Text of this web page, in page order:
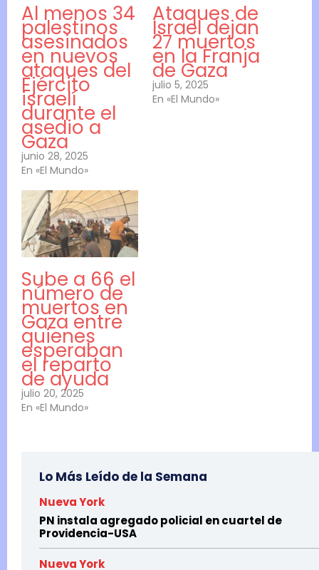
Al menos 34
palestinos
asesinados
en nuevos
ataques del
Ejército
israelí
durante el
asedio a
Gaza
junio 28, 2025
En «El Mundo»
Ataques de
Israel dejan
27 muertos
en la Franja
de Gaza
julio 5, 2025
En «El Mundo»
Sube a 66 el
número de
muertos en
Gaza entre
quienes
esperaban
el reparto
de ayuda
julio 20, 2025
En «El Mundo»
Lo Más Leído de la Semana
Nueva York
PN instala agregado policial en cuartel de
Providencia-USA
Nueva York